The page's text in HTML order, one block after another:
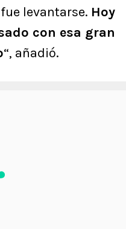
levantarse. Hoy
con esa gran
“, añadió.